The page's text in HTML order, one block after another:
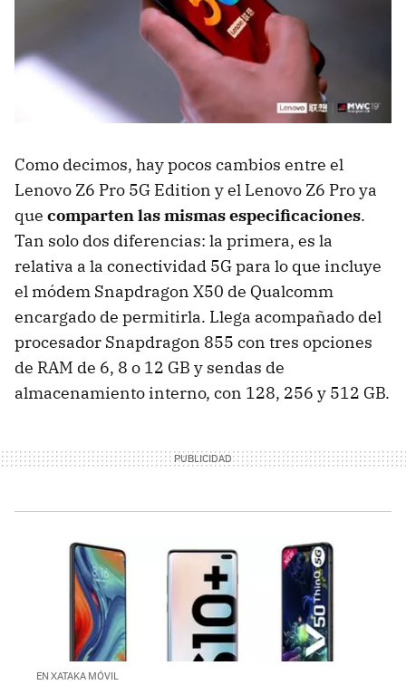
Como decimos, hay pocos cambios entre el
Lenovo Z6 Pro 5G Edition y el Lenovo Z6 Pro ya
que comparten las mismas especificaciones.
Tan solo dos diferencias: la primera, es la
relativa a la conectividad 5G para lo que incluye
el módem Snapdragon X50 de Qualcomm
encargado de permitirla. Llega acompañado del
procesador Snapdragon 855 con tres opciones
de RAM de 6, 8 o 12 GB y sendas de
almacenamiento interno, con 128, 256 y 512 GB.
EN XATAKA MÓVIL